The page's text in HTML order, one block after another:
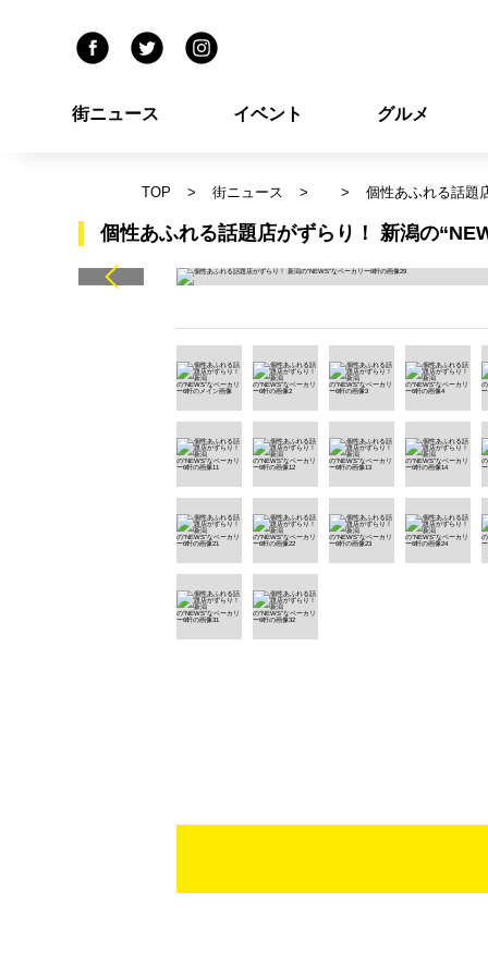
街ニュース イベント グルメ
TOP 街ニュース 個性あふれる話題
個性あふれる話題店がずらり！ 新潟の